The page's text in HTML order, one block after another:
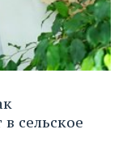
сельское